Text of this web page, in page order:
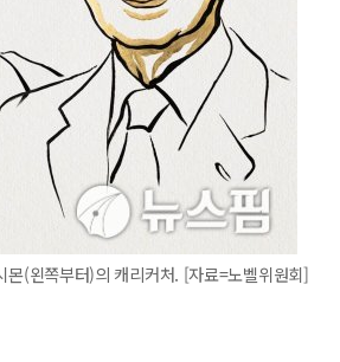
(왼쪽부터)의 캐리커처. [자료=노벨위원회]